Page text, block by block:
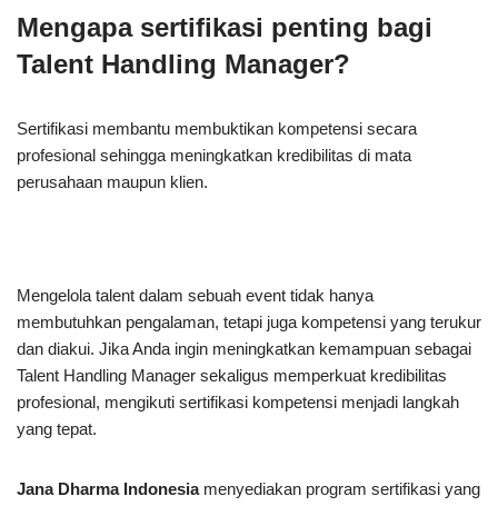
Mengapa sertifikasi penting bagi
Talent Handling Manager?
Sertifikasi membantu membuktikan kompetensi secara
profesional sehingga meningkatkan kredibilitas di mata
perusahaan maupun klien.
Mengelola talent dalam sebuah event tidak hanya
membutuhkan pengalaman, tetapi juga kompetensi yang terukur
dan diakui. Jika Anda ingin meningkatkan kemampuan sebagai
Talent Handling Manager sekaligus memperkuat kredibilitas
profesional, mengikuti sertifikasi kompetensi menjadi langkah
yang tepat.
Jana Dharma Indonesiamenyediakan program sertifikasi yang